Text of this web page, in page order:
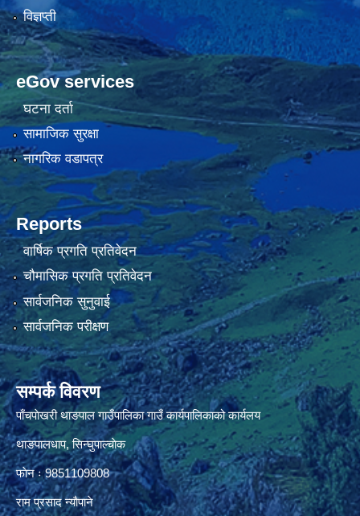
विज्ञप्ती
eGov services
घटना दर्ता
सामाजिक सुरक्षा
नागरिक वडापत्र
Reports
वार्षिक प्रगति प्रतिवेदन
चौमासिक प्रगति प्रतिवेदन
सार्वजनिक सुनुवाई
सार्वजनिक परीक्षण
सम्पर्क विवरण
पाँचपाेखरी थाङपाल गाउँपालिका गाउँ कार्यपालिकाको कार्यलय
थाङपालधाप, सिन्घुपाल्चाेक
फाेन ः 9851109808
राम प्रसाद न्याैपाने